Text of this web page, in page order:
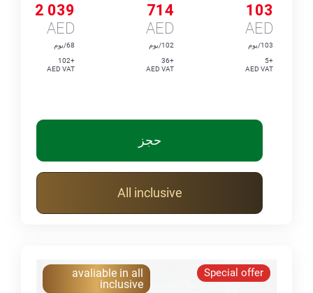
103
AED
103/يوم
+5
AED VAT
714
AED
102/يوم
+36
AED VAT
2 039
AED
68/يوم
+102
AED VAT
حجز
All inclusive
Special offer
avaliable in all
inclusive